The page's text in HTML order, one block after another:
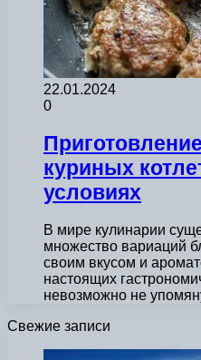
22.01.2024
0
куриных
условиях
В мире кулинарии
множество вариаций
своим вкусом и
настоящих
невозможно не
Свежие записи